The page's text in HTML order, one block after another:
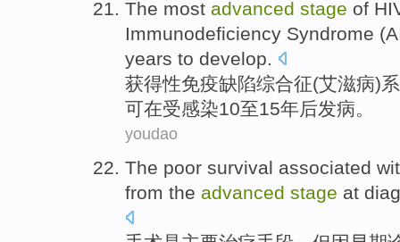
The most advanced stage of
Immunodeficiency Syndrome (
years to develop.
获得性免疫缺陷综合征(艾滋病)
可在受感染10至15年后发病。
youdao
The poor survival associated
from the advanced stage at